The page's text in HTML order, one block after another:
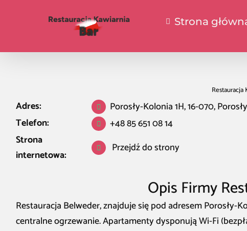
Strona
Restauracja
Adres:
Porosły-Kolonia 1H, 16-070,
Telefon:
+48 85 651 08 14
Strona
internetowa:
Przejdź do strony
Opis Firmy
Restauracja Belweder, znajduje się pod adresem Porosły-
centralne ogrzewanie. Apartamenty dysponują Wi-Fi